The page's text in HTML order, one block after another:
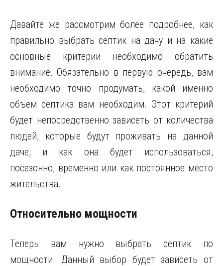
Давайте же рассмотрим более подробнее, как
правильно выбрать септик на дачу и на какие
основные критерии необходимо обратить
внимание. Обязательно в первую очередь, вам
необходимо точно продумать, какой именно
объем септика вам необходим. Этот критерий
будет непосредственно зависеть от количества
людей, которые будут проживать на данной
даче, и как она будет использоваться,
посезонно, временно или как постоянное место
жительства.
Относительно мощности
Теперь вам нужно выбрать септик по
мощности. Данный выбор будет зависеть от